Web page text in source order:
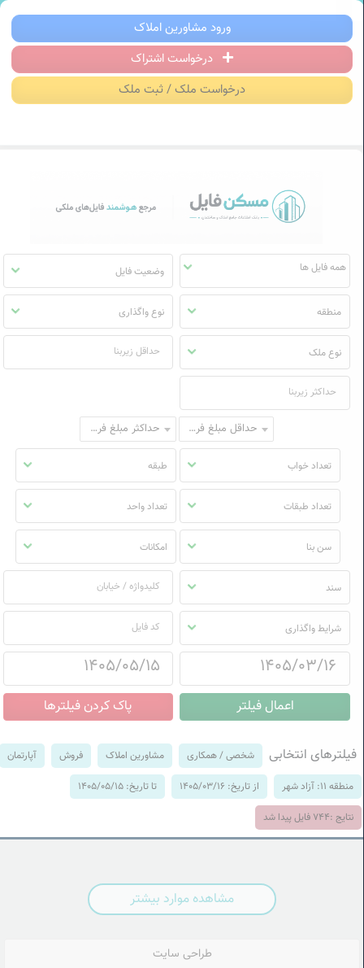
مسکن فایل | خرید، فروش، رهن و اجاره
ورود مشاورین املاک
درخواست اشتراک
درخواست ملک / ثبت ملک
مسکن
فایل
وضعیت فایل
منطقه نوع واگذاری
نوع ملک
حداقل مبلغ فروش حداکثر مبلغ فروش
تعداد خواب طبقه
تعداد طبقات تعداد واحد
سن بنا امکانات
سند
شرایط واگذاری
فیلترهای انتخابی شخصی / همکاری مشاورین املاک فروش آپارتمان
منطقه 11: آزاد شهر از تاریخ: 1405/03/16 تا تاریخ: 1405/05/15
نتایج :744 فایل پیدا شد
مشاهده موارد بیشتر
طراحی سایت